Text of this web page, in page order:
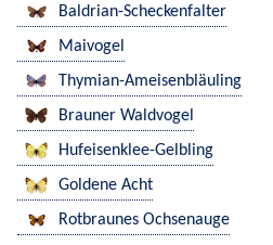
Baldrian-Scheckenfalter
Maivogel
Thymian-Ameisenbläuling
Brauner Waldvogel
Hufeisenklee-Gelbling
Goldene Acht
Rotbraunes Ochsenauge